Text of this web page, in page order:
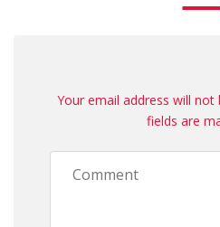
Your email address will not
fields are